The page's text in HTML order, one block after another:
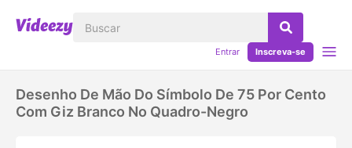
Entrar Inscreva-se
Desenho De Mão Do Símbolo De 75 Por Cento
Com Giz Branco No Quadro-Negro